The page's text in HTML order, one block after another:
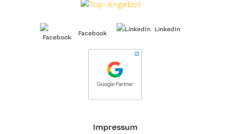
Facebook
LinkedIn
Impressum